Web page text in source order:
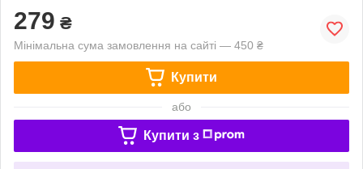
279 ₴
Мінімальна сума замовлення на сайті — 450 ₴
Купити
або
Купити з